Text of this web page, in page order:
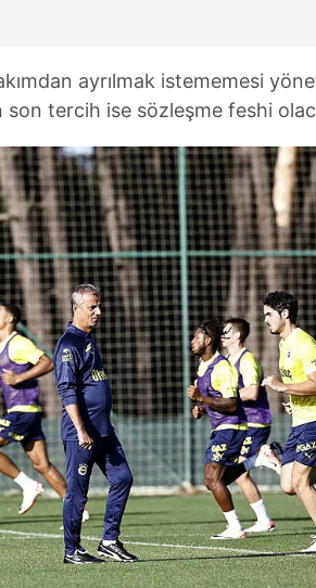
ayrılmak istememesi
son tercih ise sözleşme feshi